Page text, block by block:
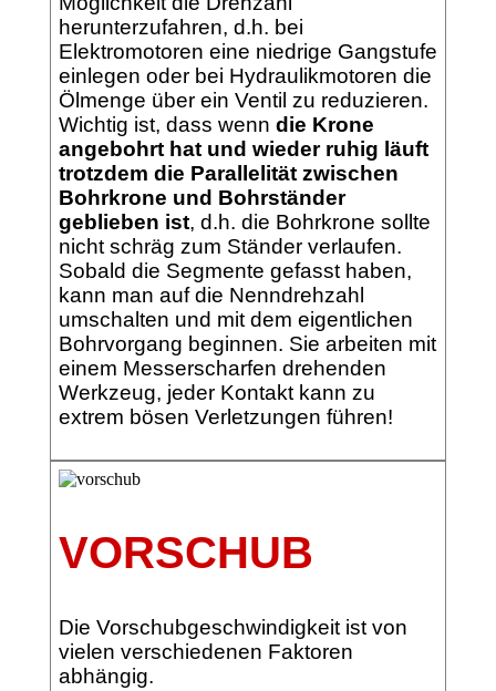
herunterzufahren, d.h. bei
Elektromotoren eine niedrige Gangstufe
einlegen oder bei Hydraulikmotoren die
Ölmenge über ein Ventil zu reduzieren.
Wichtig ist, dass wenn die Krone
angebohrt hat und wieder ruhig läuft
trotzdem die Parallelität zwischen
Bohrkrone und Bohrständer
geblieben ist, d.h. die Bohrkrone sollte
nicht schräg zum Ständer verlaufen.
Sobald die Segmente gefasst haben,
kann man auf die Nenndrehzahl
umschalten und mit dem eigentlichen
Bohrvorgang beginnen. Sie arbeiten mit
einem Messerscharfen drehenden
Werkzeug, jeder Kontakt kann zu
extrem bösen Verletzungen führen!
VORSCHUB
Die Vorschubgeschwindigkeit ist von
vielen verschiedenen Faktoren
abhängig.